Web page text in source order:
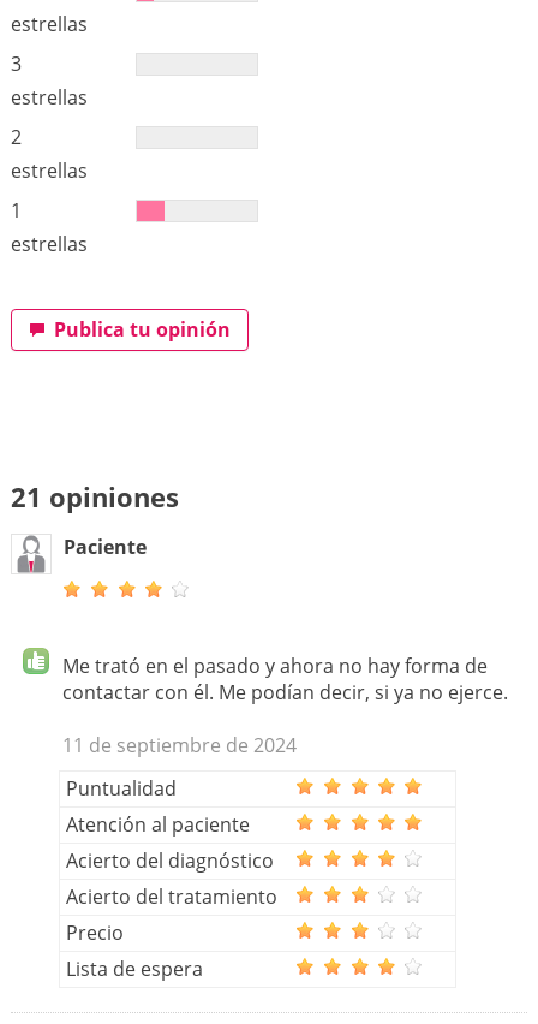
estrellas
3
estrellas
2
estrellas
1
estrellas
Publica tu opinión
21 opiniones
Paciente
Me trató en el pasado y ahora no hay forma de
contactar con él. Me podían decir, si ya no ejerce.
11 de septiembre de 2024
Puntualidad
Atención al paciente
Acierto del diagnóstico
Acierto del tratamiento
Precio
Lista de espera